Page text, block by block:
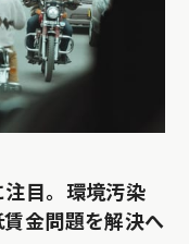
目。環境汚染
金問題を解決へ